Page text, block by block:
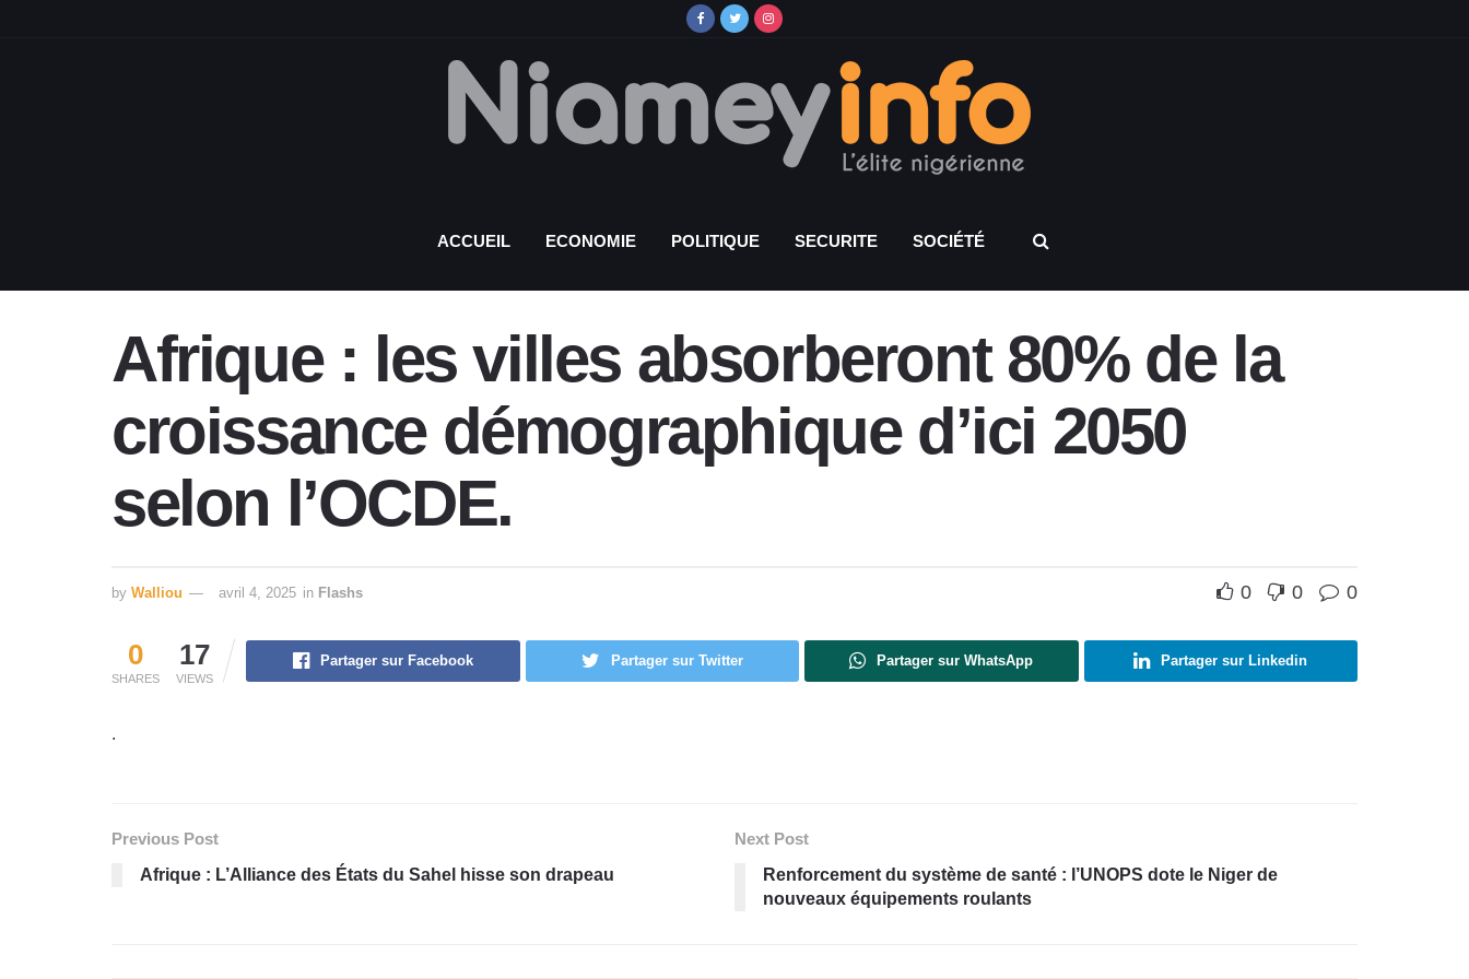
ACCUEIL ECONOMIE POLITIQUE SECURITE SOCIÉTÉ
Afrique : les villes absorberont 80% de la
croissance démographique d’ici 2050
selon l’OCDE.
by Walliou avril 4, 2025 in Flashs 0 0 0
0
SHARES
17
VIEWS
Partager sur Facebook Partager sur Twitter Partager sur WhatsApp Partager sur Linkedin
.
Previous Post
Afrique : L’Alliance des États du Sahel hisse son drapeau
Next Post
Renforcement du système de santé : l’UNOPS dote le Niger de
nouveaux équipements roulants